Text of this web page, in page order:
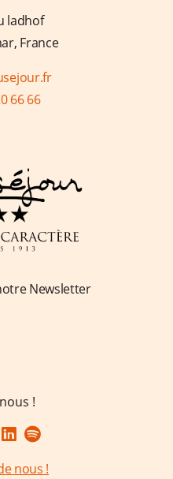
ladhof
France
66 66
Newsletter
!
nous !